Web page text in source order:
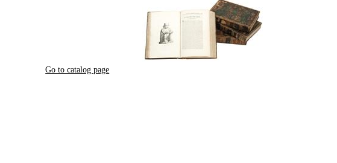
Go to catalog page